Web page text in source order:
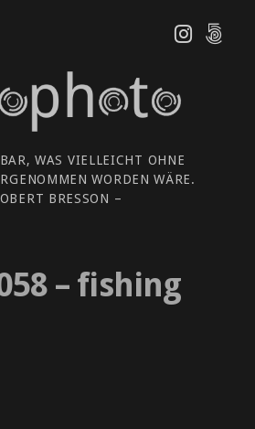
WAS VIELLEICHT OHNE
WORDEN WÄRE.
BRESSON –
– fishing